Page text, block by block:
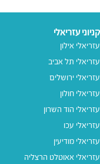
קניוני עזריאלי
עזריאלי אילון
עזריאלי תל אביב
עזריאלי ירושלים
עזריאלי חולון
עזריאלי הוד השרון
עזריאלי עכו
עזריאלי מודיעין
עזריאלי אאוטלט הרצליה